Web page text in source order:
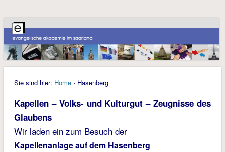
Sie sind hier: Home› Hasenberg
Kapellen – Volks- und Kulturgut –Zeugnisse des
Glaubens
Wir laden ein zum Besuch der
Kapellenanlage auf dem Hasenberg